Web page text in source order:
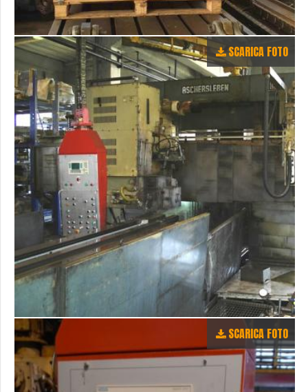
SCARICA FOTO
SCARICA FOTO